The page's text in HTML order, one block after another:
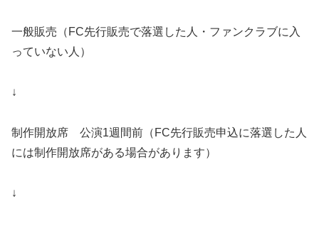
一般販売（FC先行販売で落選した人・ファンクラブに入
っていない人）
↓
制作開放席 公演1週間前（FC先行販売申込に落選した人
には制作開放席がある場合があります）
↓